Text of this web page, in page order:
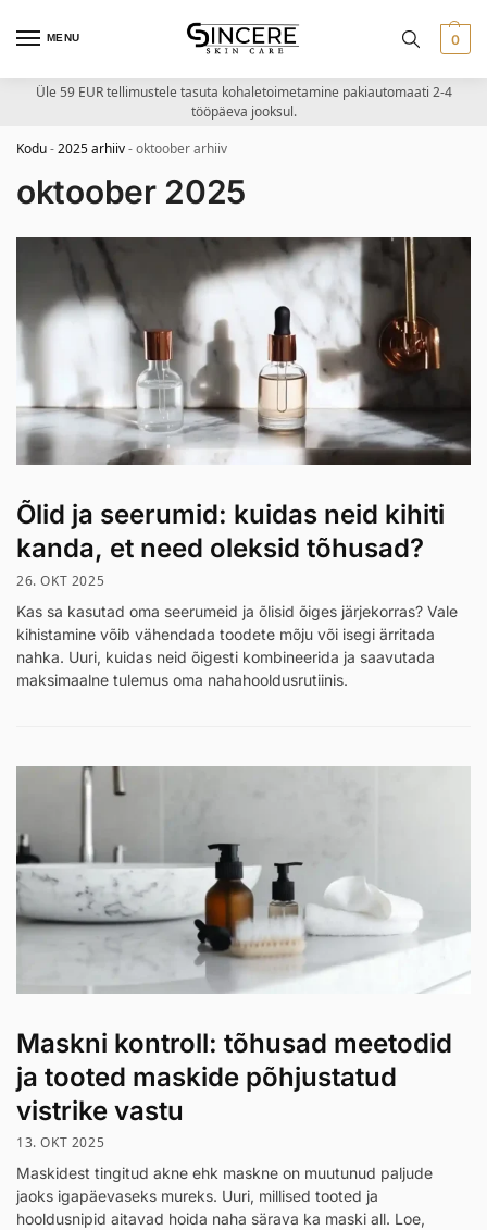
MENU 0
Üle 59 EUR tellimustele tasuta kohaletoimetamine pakiautomaati 2-4
tööpäeva jooksul.
Kodu-2025 arhiiv-oktoober arhiiv
oktoober 2025
Õlid ja seerumid: kuidas neid kihiti
kanda, et need oleksid tõhusad?
26. OKT 2025
Kas sa kasutad oma seerumeid ja õlisid õiges järjekorras? Vale
kihistamine võib vähendada toodete mõju või isegi ärritada
nahka. Uuri, kuidas neid õigesti kombineerida ja saavutada
maksimaalne tulemus oma nahahooldusrutiinis.
Maskni kontroll: tõhusad meetodid
ja tooted maskide põhjustatud
vistrike vastu
13. OKT 2025
Maskidest tingitud akne ehk maskne on muutunud paljude
jaoks igapäevaseks mureks. Uuri, millised tooted ja
hooldusnipid aitavad hoida naha särava ka maski all. Loe,